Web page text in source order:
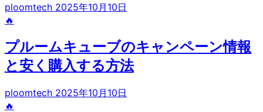
ploomtech 2025年10月10日
🔥
プルームキューブのキャンペーン情報
と安く購入する方法
ploomtech 2025年10月10日
🔥